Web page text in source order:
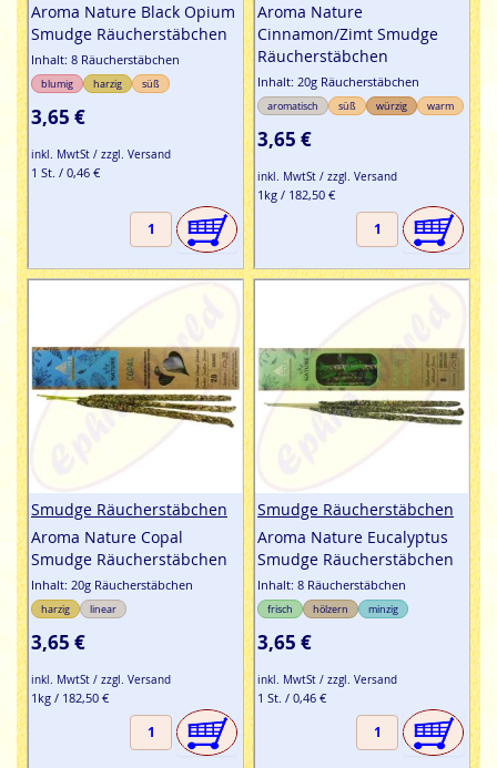
Aroma Nature Black Opium
Smudge Räucherstäbchen
Inhalt: 8 Räucherstäbchen
blumig harzig süß
3,65 €
inkl. MwtSt / zzgl. Versand
1 St. / 0,46 €
Aroma Nature
Cinnamon/Zimt Smudge
Räucherstäbchen
Inhalt: 20g Räucherstäbchen
aromatisch süß würzig warm
3,65 €
inkl. MwtSt / zzgl. Versand
1kg / 182,50 €
Smudge Räucherstäbchen
Aroma Nature Copal
Smudge Räucherstäbchen
Inhalt: 20g Räucherstäbchen
harzig linear
3,65 €
inkl. MwtSt / zzgl. Versand
1kg / 182,50 €
Smudge Räucherstäbchen
Aroma Nature Eucalyptus
Smudge Räucherstäbchen
Inhalt: 8 Räucherstäbchen
frisch hölzern minzig
3,65 €
inkl. MwtSt / zzgl. Versand
1 St. / 0,46 €